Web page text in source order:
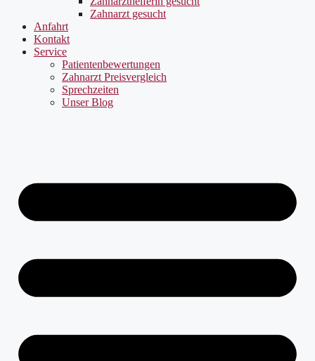
Zahnarzt gesucht
Anfahrt
Kontakt
Service
Patientenbewertungen
Zahnarzt Preisvergleich
Sprechzeiten
Unser Blog